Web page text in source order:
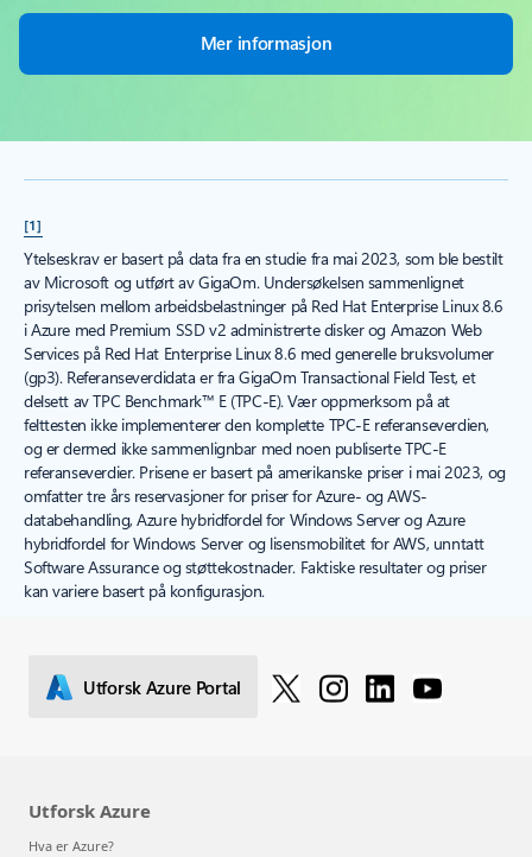
Mer informasjon
[1]
Ytelseskrav er basert på data fra en studie fra mai 2023, som ble bestilt
av Microsoft og utført av GigaOm. Undersøkelsen sammenlignet
prisytelsen mellom arbeidsbelastninger på Red Hat Enterprise Linux 8.6
i Azure med Premium SSD v2 administrerte disker og Amazon Web
Services på Red Hat Enterprise Linux 8.6 med generelle bruksvolumer
(gp3). Referanseverdidata er fra GigaOm Transactional Field Test, et
delsett av TPC Benchmark™ E (TPC-E). Vær oppmerksom på at
felttesten ikke implementerer den komplette TPC-E referanseverdien,
og er dermed ikke sammenlignbar med noen publiserte TPC-E
referanseverdier. Prisene er basert på amerikanske priser i mai 2023, og
omfatter tre års reservasjoner for priser for Azure- og AWS-
databehandling, Azure hybridfordel for Windows Server og Azure
hybridfordel for Windows Server og lisensmobilitet for AWS, unntatt
Software Assurance og støttekostnader. Faktiske resultater og priser
kan variere basert på konfigurasjon.
Utforsk Azure Portal
Utforsk Azure
Hva er Azure?